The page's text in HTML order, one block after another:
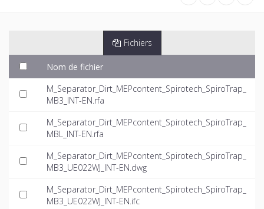
Fichiers
Nom de fichier
M_Separator_Dirt_MEPcontent_Spirotech_SpiroTrap_
MB3_INT-EN.rfa
M_Separator_Dirt_MEPcontent_Spirotech_SpiroTrap_
MBL_INT-EN.rfa
M_Separator_Dirt_MEPcontent_Spirotech_SpiroTrap_
MB3_UE022WJ_INT-EN.dwg
M_Separator_Dirt_MEPcontent_Spirotech_SpiroTrap_
MB3_UE022WJ_INT-EN.ifc